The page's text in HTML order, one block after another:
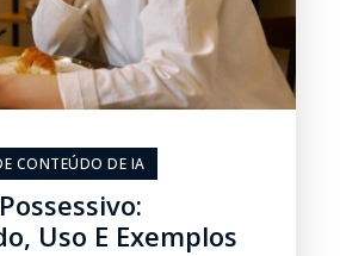
CONTEÚDO DE IA
Uso E Exemplos